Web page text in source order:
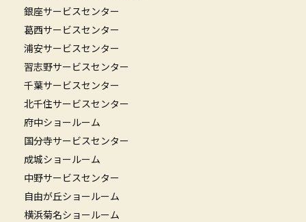
銀座サービスセンター
葛西サービスセンター
浦安サービスセンター
習志野サービスセンター
千葉サービスセンター
北千住サービスセンター
府中ショールーム
国分寺サービスセンター
成城ショールーム
中野サービスセンター
自由が丘ショールーム
横浜菊名ショールーム